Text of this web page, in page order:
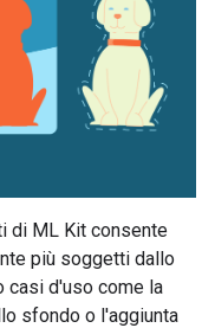
di ML Kit consente
più soggetti dallo
casi d'uso come la
sfondo o l'aggiunta